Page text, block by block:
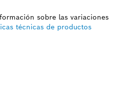
sobre las variaciones
técnicas de productos